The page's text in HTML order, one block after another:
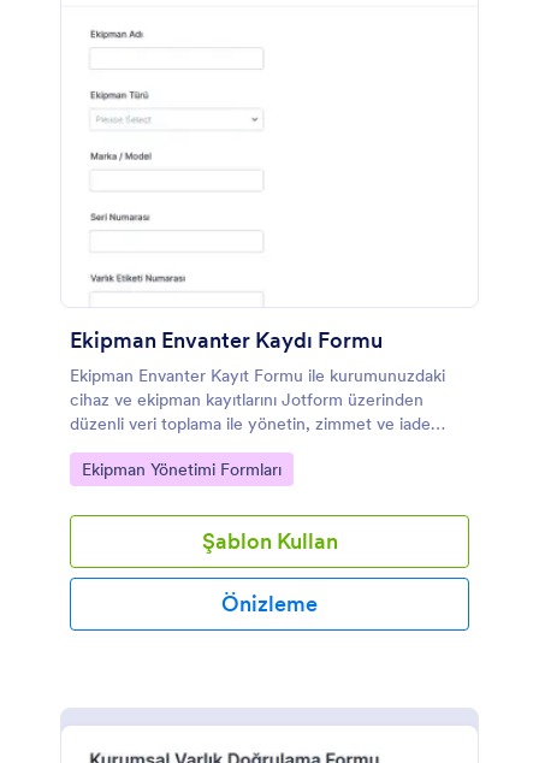
Ekipman Envanter Kaydı Formu
Ekipman Envanter Kayıt Formu ile kurumunuzdaki
cihaz ve ekipman kayıtlarını Jotform üzerinden
düzenli veri toplama ile yönetin, zimmet ve iade
süreçlerini takip edin, form yanıtlarını tek yerde
toplayın.
Go to Category:
Ekipman Yönetimi Formları
Şablon Kullan
Önizleme